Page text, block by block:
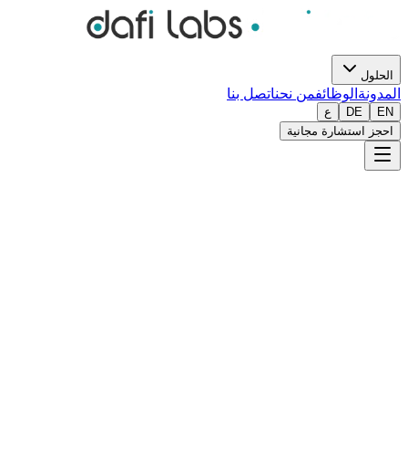
الحلول
المدونة الوظائفمن نحناتصل بنا
EN
DE
ع
احجز استشارة مجانية